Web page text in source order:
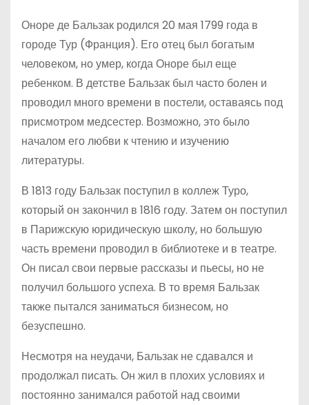
Оноре де Бальзак родился 20 мая 1799 года в
городе Тур (Франция). Его отец был богатым
человеком, но умер, когда Оноре был еще
ребенком. В детстве Бальзак был часто болен и
проводил много времени в постели, оставаясь под
присмотром медсестер. Возможно, это было
началом его любви к чтению и изучению
литературы.
В 1813 году Бальзак поступил в коллеж Туро,
который он закончил в 1816 году. Затем он поступил
в Парижскую юридическую школу, но большую
часть времени проводил в библиотеке и в театре.
Он писал свои первые рассказы и пьесы, но не
получил большого успеха. В то время Бальзак
также пытался заниматься бизнесом, но
безуспешно.
Несмотря на неудачи, Бальзак не сдавался и
продолжал писать. Он жил в плохих условиях и
постоянно занимался работой над своими